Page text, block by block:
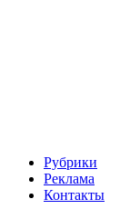
Рубрики
Реклама
Контакты